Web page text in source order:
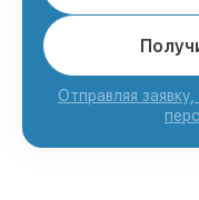
Отправляя